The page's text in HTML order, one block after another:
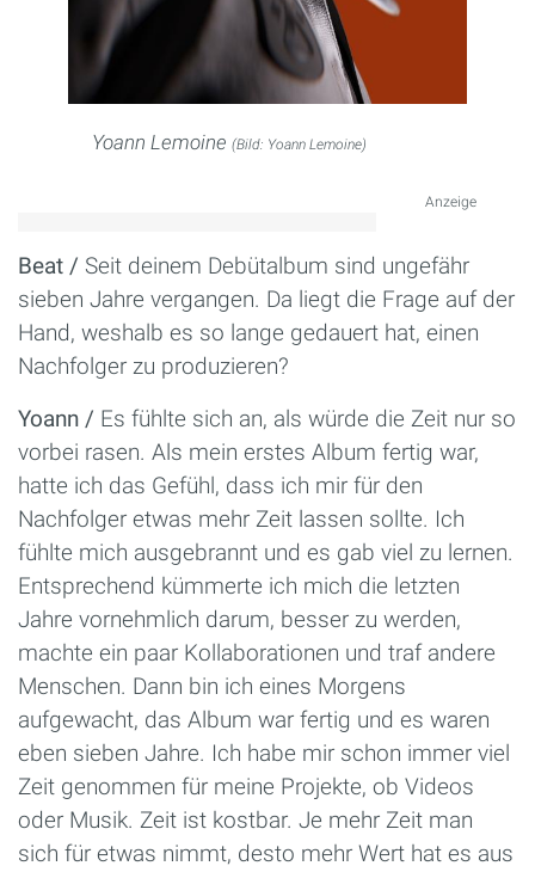
Yoann Lemoine (Bild: Yoann Lemoine)
Anzeige
Beat / Seit deinem Debütalbum sind ungefähr
sieben Jahre vergangen. Da liegt die Frage auf der
Hand, weshalb es so lange gedauert hat, einen
Nachfolger zu produzieren?
Yoann / Es fühlte sich an, als würde die Zeit nur so
vorbei rasen. Als mein erstes Album fertig war,
hatte ich das Gefühl, dass ich mir für den
Nachfolger etwas mehr Zeit lassen sollte. Ich
fühlte mich ausgebrannt und es gab viel zu lernen.
Entsprechend kümmerte ich mich die letzten
Jahre vornehmlich darum, besser zu werden,
machte ein paar Kollaborationen und traf andere
Menschen. Dann bin ich eines Morgens
aufgewacht, das Album war fertig und es waren
eben sieben Jahre. Ich habe mir schon immer viel
Zeit genommen für meine Projekte, ob Videos
oder Musik. Zeit ist kostbar. Je mehr Zeit man
sich für etwas nimmt, desto mehr Wert hat es aus